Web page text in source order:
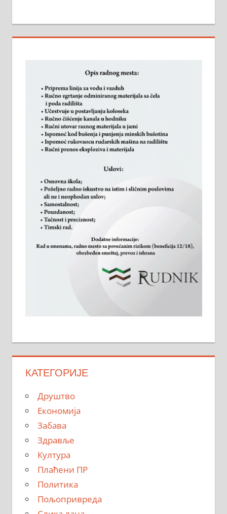
КАТЕГОРИЈЕ
Друштво
Економија
Забава
Здравље
Култура
Плаћени ПР
Политика
Пољопривреда